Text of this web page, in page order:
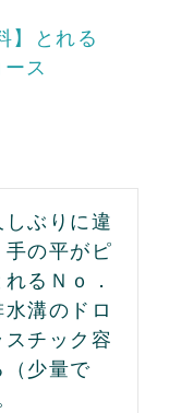
】とれる
ス
ぶりに違
手の平がピ
るＮｏ．
溝のドロ
スチック容
少量で